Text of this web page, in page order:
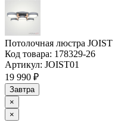
Потолочная люстра JOIST
Код товара: 178329-26
Артикул: JOIST01
19 990 ₽
Завтра
×
×